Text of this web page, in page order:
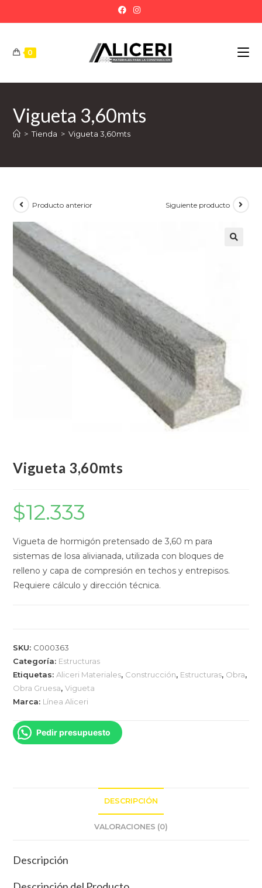
0
Vigueta 3,60mts
> Tienda > Vigueta 3,60mts
Producto anterior Siguiente producto
Vigueta 3,60mts
$12.333
Vigueta de hormigón pretensado de 3,60 m para
sistemas de losa alivianada, utilizada con bloques de
relleno y capa de compresión en techos y entrepisos.
Requiere cálculo y dirección técnica.
SKU: C000363
Categoría: Estructuras
Etiquetas: Aliceri Materiales, Construcción, Estructuras, Obra,
Obra Gruesa,Vigueta
Marca: Línea Aliceri
Pedir presupuesto
DESCRIPCIÓN
VALORACIONES (0)
Descripción